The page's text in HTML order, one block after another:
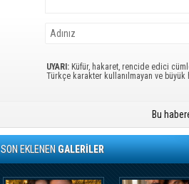
UYARI: Küfür, hakaret, rencide edici
Türkçe karakter kullanılmayan ve büyük
Bu
SON EKLENENGALERİLER